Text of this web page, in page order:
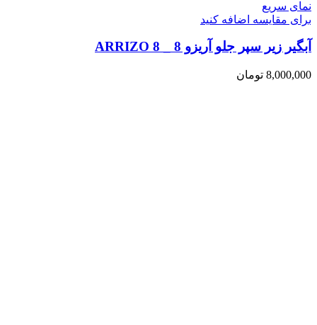
نمای سریع
برای مقایسه اضافه کنید
آبگیر زیر سپر جلو آریزو 8 _ ARRIZO 8
8,000,000 تومان